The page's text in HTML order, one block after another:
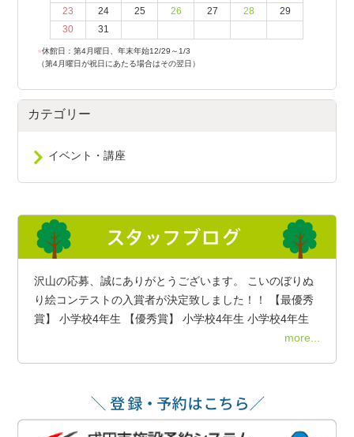
23
24 25 26 27 28
29
30
31
●休館日：第4月曜日、年末年始12/29～1/3
（第4月曜日が祝日にあたる場合はその翌日）
カテゴリー
イベント・講座
沢山の応募、誠にありがとうございます。 こいのぼりぬ
り絵コンテストの入賞者が決定致しました！！ 【最優秀
賞】 小学校4年生 【優秀賞】 小学校4年生 小学校4年生
more...